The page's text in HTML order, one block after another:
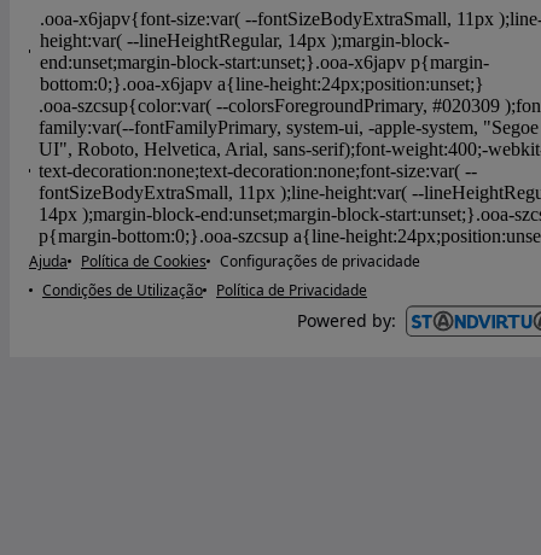
Ajuda Política de Cookies
Configurações de privacidade
Condições de Utilização
Política de Privacidade
Powered by: